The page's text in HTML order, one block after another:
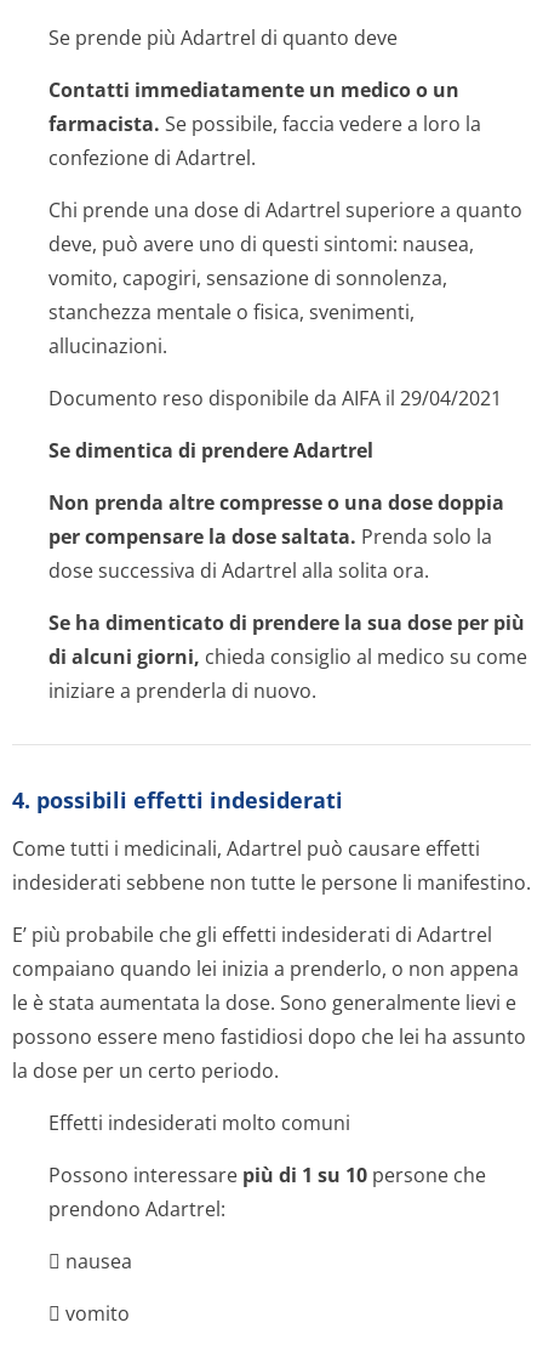
Se prende più Adartrel di quanto deve
Contatti immediatamente un medico o un
farmacista. Se possibile, faccia vedere a loro la
confezione di Adartrel.
Chi prende una dose di Adartrel superiore a quanto
deve, può avere uno di questi sintomi: nausea,
vomito, capogiri, sensazione di sonnolenza,
stanchezza mentale o fisica, svenimenti,
allucinazioni.
Documento reso disponibile da AIFA il 29/04/2021
Se dimentica di prendere Adartrel
Non prenda altre compresse o una dose doppia
per compensare la dose saltata. Prenda solo la
dose successiva di Adartrel alla solita ora.
Se ha dimenticato di prendere la sua dose per più
di alcuni giorni, chieda consiglio al medico su come
iniziare a prenderla di nuovo.
4. possibili effetti indesiderati
Come tutti i medicinali, Adartrel può causare effetti
indesiderati sebbene non tutte le persone li manifestino.
E’ più probabile che gli effetti indesiderati di Adartrel
compaiano quando lei inizia a prenderlo, o non appena
le è stata aumentata la dose. Sono generalmente lievi e
possono essere meno fastidiosi dopo che lei ha assunto
la dose per un certo periodo.
Effetti indesiderati molto comuni
Possono interessare più di 1 su 10 persone che
prendono Adartrel:
 nausea
 vomito